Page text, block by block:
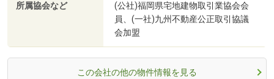
所属協会など
(公社)福岡県宅地建物取引業協会会
員、(一社)九州不動産公正取引協議
会加盟
この会社の他の物件情報を見る